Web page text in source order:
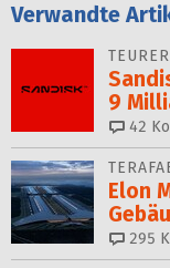
Verwandte
9
42
Elon
295